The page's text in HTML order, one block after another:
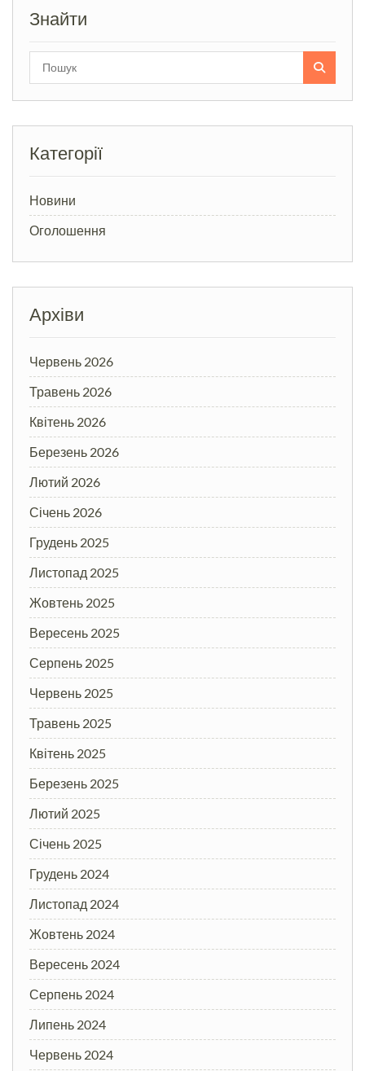
Знайти
Категорії
Новини
Оголошення
Архіви
Червень 2026
Травень 2026
Квітень 2026
Березень 2026
Лютий 2026
Січень 2026
Грудень 2025
Листопад 2025
Жовтень 2025
Вересень 2025
Серпень 2025
Червень 2025
Травень 2025
Квітень 2025
Березень 2025
Лютий 2025
Січень 2025
Грудень 2024
Листопад 2024
Жовтень 2024
Вересень 2024
Серпень 2024
Липень 2024
Червень 2024